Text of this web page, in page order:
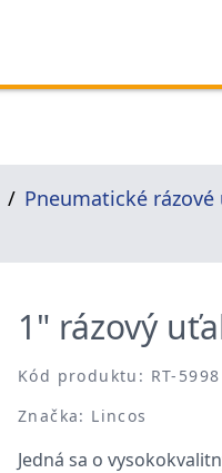
Pneumatické
1" rázový
Kód produktu: RT-5998
Značka: Lincos
Jedná sa o